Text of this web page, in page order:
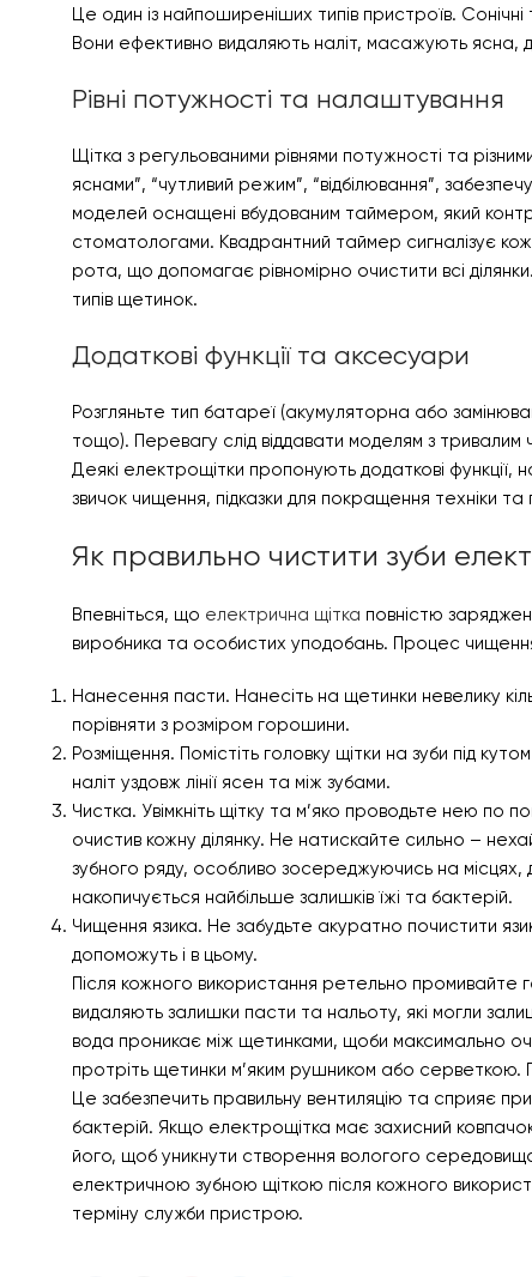
Це один із найпоширеніших типів пристроїв.
Вони ефективно видаляють наліт, масажують ясна,
Рівні потужності та налаштування
Щітка з регульованими рівнями потужності та
яснами”, “чутливий режим”, “відбілювання”,
моделей оснащені вбудованим таймером, який
стоматологами. Квадрантний таймер сигналізує
рота, що допомагає рівномірно очистити всі
типів щетинок.
Додаткові функції та аксесуари
Розгляньте тип батареї (акумуляторна або
тощо). Перевагу слід віддавати моделям з
Деякі електрощітки пропонують додаткові функції,
звичок чищення, підказки для покращення техніки
Як правильно чистити зуби
Впевніться, що електрична щітка повністю
виробника та особистих уподобань. Процес чищення
Нанесення пасти. Нанесіть на щетинки невелику
порівняти з розміром горошини.
Розміщення. Помістіть головку щітки на зуби під
наліт уздовж лінії ясен та між зубами.
Чистка. Увімкніть щітку та м’яко проводьте нею по
очистив кожну ділянку. Не натискайте сильно –
зубного ряду, особливо зосереджуючись на місцях,
накопичується найбільше залишків їжі та бактерій.
Чищення язика. Не забудьте акуратно почистити
допоможуть і в цьому.
Після кожного використання ретельно
видаляють залишки пасти та нальоту, які могли
вода проникає між щетинками, щоби максимально
протріть щетинки м’яким рушником або
Це забезпечить правильну вентиляцію та сприяє
бактерій. Якщо електрощітка має захисний
його, щоб уникнути створення вологого
електричною зубною щіткою після кожного
терміну служби пристрою.